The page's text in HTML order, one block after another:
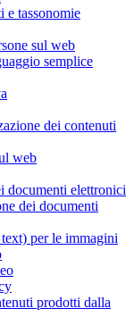
e tassonomie
sul web
semplice
dei contenuti
web
documenti elettronici
dei documenti
per le immagini
prodotti dalla